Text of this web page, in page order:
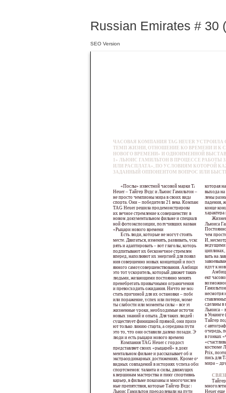
Russian Emirates # 30
«Послы» известной часовой марки TAG
Heuer – Тайгер Вудс и Льюис Гамильтон – это
не просто чемпионы мира в своих видах
спорта. Они – победители 21 века. Компания
TAG Heuer решила продемонстрировать
их вечное стремление к совершенству в
новом документальном фильме и специаль-
ной фотоэкспозиции, получивших название
«Рыцари нового времени».
Есть люди, которые не могут стоять на
месте. Двигаться, изменять, развивать, уско-
рять и адаптировать – вот глаголы, которые
подпитывают их бесконечное стремление
вперед, наполняют их энергией для появле-
ния совершенно новых концепций и посто-
янного самоусовершенствования. Амбиции –
это тот ускоритель, который движет такими
людьми, желающими постоянно меняться,
пренебрегать привычными ограничениями
и превосходить ожидания. Ничто не может
стать причиной для их остановки – победа
или поражение, успех или потери, момен-
ты слабости или моменты силы – все это
жизненные уроки, необходимые источники
новых знаний и опыта. Для таких людей не
существует финишной прямой, они призна-
ют только линию старта, а середина пути –
это то, что они оставили далеко позади. Эти
люди и есть рыцари нового времени.
Компания TAG Heuer с гордостью
представляет своих «рыцарей» в доку-
ментальном фильме и рассказывает об их
экстраординарных достижениях. Кроме оче-
видных совпадений в историях успеха обоих
спортсменов: таланта и силы, движущих их
к вершинам мастерства и пику спортивных
карьер, в фильме показаны и многочислен-
ные препятствия, которые Тайгер Вудс и
Льюис Гамильтон преодолевали на пути к
которая
выхода на
лены
падения,
конце
Льюиса
чем
И,
ведущими
циплинах,
вать на
идут к
ект
несмотря
сделаны в
Льюиса –
в Уокинге
Тайгер
с
очередь,
в гонках
костюме
Prix,
пись для
мира –
Heuer еще
ЧАСОВАЯ КОМПАНИЯ TAG HEUER
ТЕМП ЖИЗНИ, ОТНОШЕНИЕ КО ВРЕМЕНИ И К
НОВОГО ВРЕМЕНИ» И ОДНОИМЕННОЙ
1» ЛЬЮИС ГАМИЛЬТОН В ПРОЦЕССЕ
ИЛИ РАСПЛАТА», ПО УСЛОВИЯМ КОТОРОЙ
ЗАДАННЫЙ ОППОНЕНТОМ ВОПРОС ИЛИ
SEO Version